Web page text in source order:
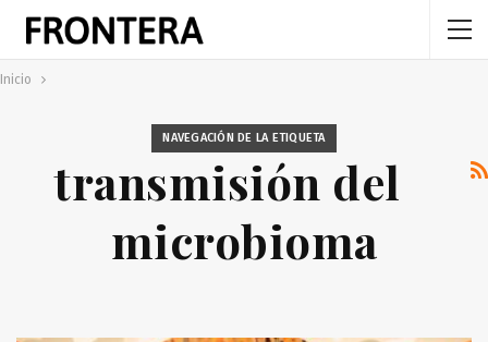
Inicio
NAVEGACIÓN DE LA ETIQUETA
transmisión del
microbioma